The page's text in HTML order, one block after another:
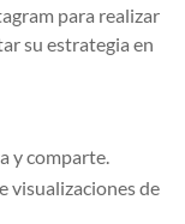
para realizar
su estrategia en
y comparte.
visualizaciones de